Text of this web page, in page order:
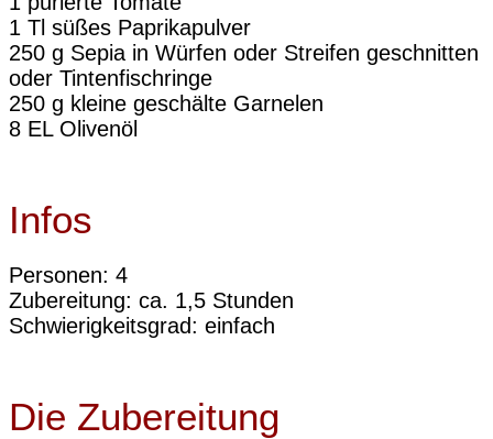
1 Tl süßes Paprikapulver
250 g Sepia in Würfen oder Streifen geschnitten
oder Tintenfischringe
250 g kleine geschälte Garnelen
8 EL Olivenöl
Infos
Personen: 4
Zubereitung: ca. 1,5 Stunden
Schwierigkeitsgrad: einfach
Die Zubereitung